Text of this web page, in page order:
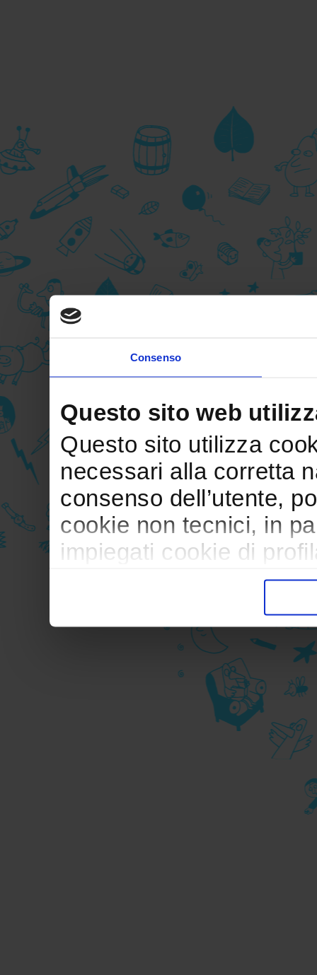
Consenso
Questo sito web
Questo sito utilizza
necessari alla corretta
consenso dell’utente,
cookie non tecnici, in
impiegati cookie di
trasferimento verso
durante la navigazione.
Per maggiori dettagli
durante la
privacy sui cookie, ti
informativa cookie
Chiudendo il banner
senza alcuna
cookie tecnici.